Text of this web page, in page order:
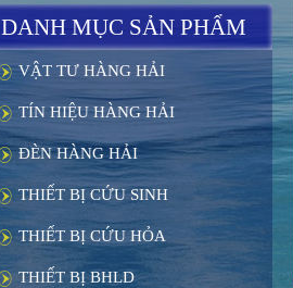
DANH MỤC SẢN PHẨM
VẬT TƯ HÀNG HẢI
TÍN HIỆU HÀNG HẢI
ĐÈN HÀNG HẢI
THIẾT BỊ CỨU SINH
THIẾT BỊ CỨU HỎA
THIẾT BỊ BHLD